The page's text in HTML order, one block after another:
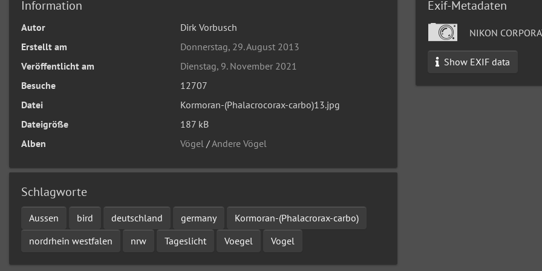
Information
Autor
Dirk Vorbusch
Erstellt am
Donnerstag, 29. August 2013
Veröffentlicht am
Dienstag, 9. November 2021
Besuche
12707
Datei
Kormoran-(Phalacrocorax-carbo)13.jpg
Dateigröße
187 kB
Alben
Vögel /Andere Vögel
Schlagworte
Aussen bird deutschland germany
Kormoran-(Phalacrorax-carbo)
nordrhein westfalen
nrw Tageslicht Voegel Vogel
Exif-Metadaten
NIKON
Show EXIF data